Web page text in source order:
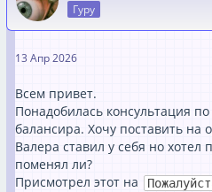
Гуру
13 Апр 2026
Всем привет.
Понадобилась консультация
балансира. Хочу поставить на
Валера ставил у себя но хотел
поменял ли?
Присмотрел этот на